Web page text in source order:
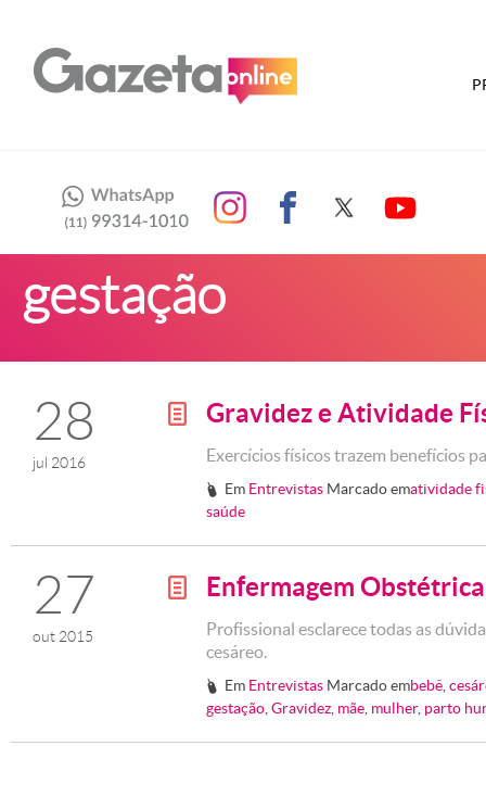
gestação
28
jul 2016
g Gravidez e Atividade
Exercícios físicos trazem benefícios
# Em Entrevistas Marcado ematividade
saúde
27
out 2015
g Enfermagem Obstétrica
Profissional esclarece todas as
cesáreo.
# Em Entrevistas Marcado embebê ,
gestação Gravidez mãe mulher, parto